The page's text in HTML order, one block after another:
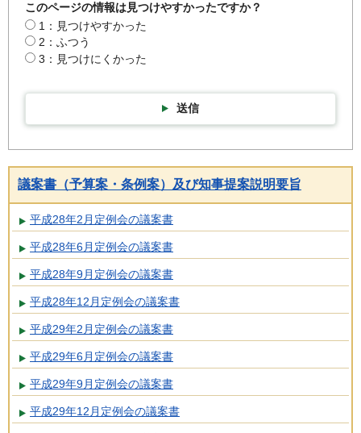
このページの情報は見つけやすかったですか？
1：見つけやすかった
2：ふつう
3：見つけにくかった
送信
議案書（予算案・条例案）及び知事提案説明要旨
平成28年2月定例会の議案書
平成28年6月定例会の議案書
平成28年9月定例会の議案書
平成28年12月定例会の議案書
平成29年2月定例会の議案書
平成29年6月定例会の議案書
平成29年9月定例会の議案書
平成29年12月定例会の議案書